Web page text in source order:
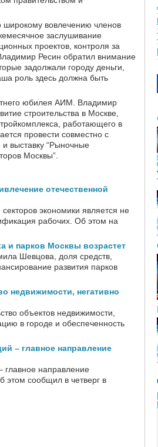
широкому вовлечению членов
заслушивание
проектов, контроля за
Ресин обратил внимание
задолжали городу деньги,
роль здесь должна быть
юбилея АИМ. Владимир
строительства в Москве,
работающего в
провести совместно с
выставку “Рыночные
Москвы”.
отечественной
экономики является не
рабочих. Об этом на
и парков Москвы возрастет
Шевцова, доля средств,
развития парков
недвижимости, негативно
объектов недвижимости,
в городе и обеспеченность
– главное направление
главное направление
этом сообщил в четверг в